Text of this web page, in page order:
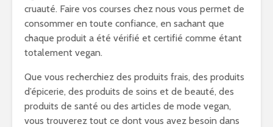
cruauté. Faire vos courses chez nous vous permet de
consommer en toute confiance, en sachant que
chaque produit a été vérifié et certifié comme étant
totalement vegan.
Que vous recherchiez des produits frais, des produits
d’épicerie, des produits de soins et de beauté, des
produits de santé ou des articles de mode vegan,
vous trouverez tout ce dont vous avez besoin dans